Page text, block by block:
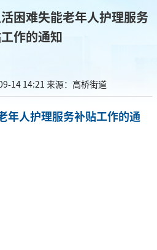
困难失能老年人护理服务
作的通知
14 14:21 来源：高桥街道
年人护理服务补贴工作的通